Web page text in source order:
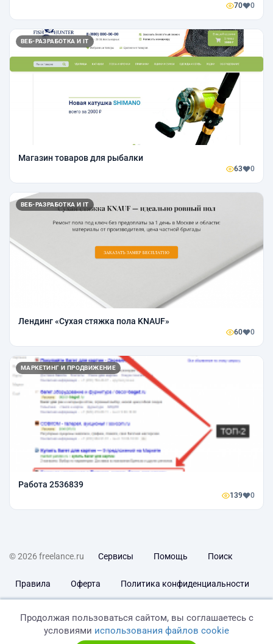
70 0
ВЕБ-РАЗРАБОТКА И IT
Магазин товаров для рыбалки
63 0
ВЕБ-РАЗРАБОТКА И IT
Лендинг «Сухая стяжка пола KNAUF»
60 0
МАРКЕТИНГ И ПРОДВИЖЕНИЕ
Работа 2536839
139 0
© 2026 freelance.ru Сервисы Помощь Поиск
Правила Оферта Политика конфиденциальности
Продолжая пользоваться сайтом, вы соглашаетесь с
условиями использования файлов cookie